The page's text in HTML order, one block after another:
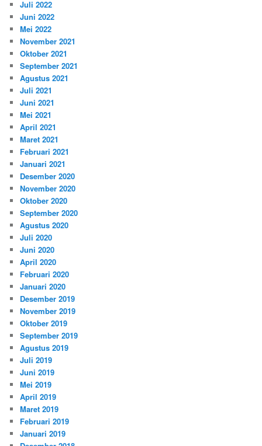
Juli 2022
Juni 2022
Mei 2022
November 2021
Oktober 2021
September 2021
Agustus 2021
Juli 2021
Juni 2021
Mei 2021
April 2021
Maret 2021
Februari 2021
Januari 2021
Desember 2020
November 2020
Oktober 2020
September 2020
Agustus 2020
Juli 2020
Juni 2020
April 2020
Februari 2020
Januari 2020
Desember 2019
November 2019
Oktober 2019
September 2019
Agustus 2019
Juli 2019
Juni 2019
Mei 2019
April 2019
Maret 2019
Februari 2019
Januari 2019